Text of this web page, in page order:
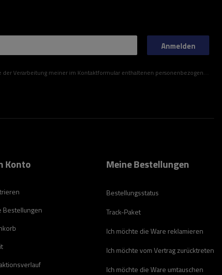
im Kontaktformular enthaltenen personenbezogenen Daten gemäß der Verordnung (EU) des Europäischen Parlaments und des Rates zu.
Anmelden
Konto
Bestellungen
Meine Bestellungen
Bestellungsstatus
Track-Paket
Ich möchte die Ware reklamieren
Ich möchte vom Vertrag zurücktreten
Ich möchte die Ware umtauschen